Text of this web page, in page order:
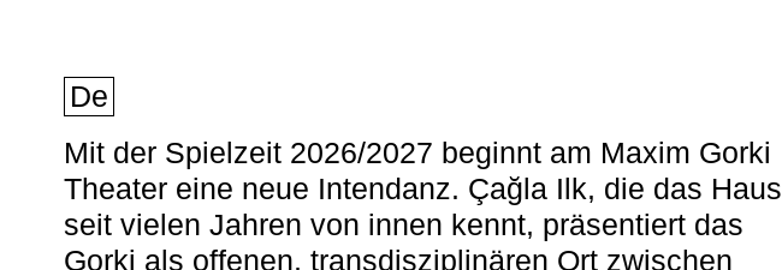
De
Mit der Spielzeit 2026/2027 beginnt am Maxim Gorki
Theater eine neue Intendanz. Çağla Ilk, die das Haus
seit vielen Jahren von innen kennt, präsentiert das
Gorki als offenen, transdisziplinären Ort zwischen